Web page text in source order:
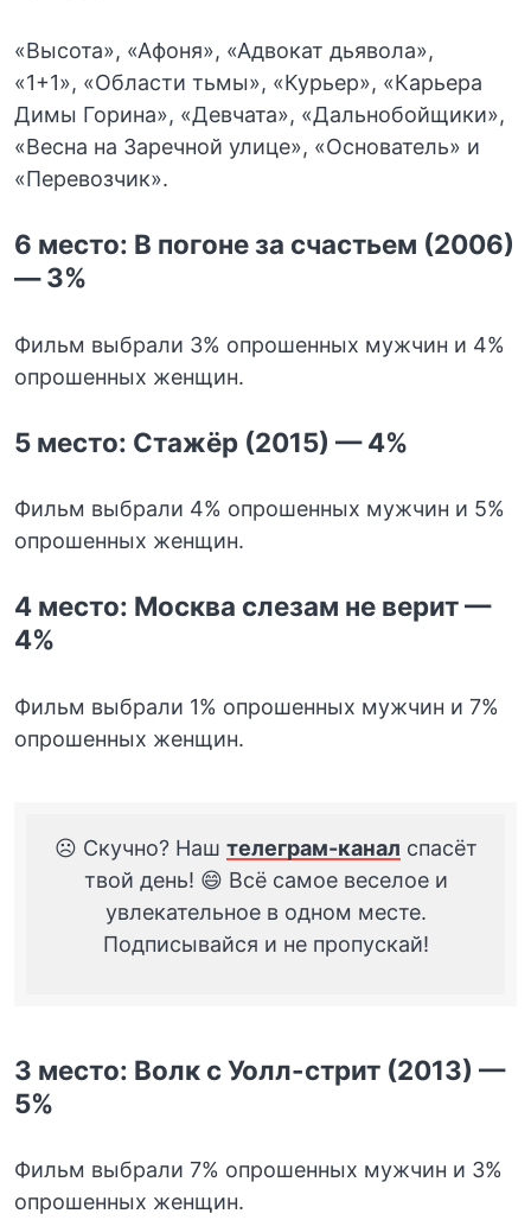
«Высота», «Афоня», «Адвокат дьявола»,
«1+1», «Области тьмы», «Курьер», «Карьера
Димы Горина», «Девчата», «Дальнобойщики»,
«Весна на Заречной улице», «Основатель» и
«Перевозчик».
6 место: В погоне за счастьем (2006)
— 3%
Фильм выбрали 3% опрошенных мужчин и 4%
опрошенных женщин.
5 место: Стажёр (2015) — 4%
Фильм выбрали 4% опрошенных мужчин и 5%
опрошенных женщин.
4 место: Москва слезам не верит —
4%
Фильм выбрали 1% опрошенных мужчин и 7%
опрошенных женщин.
☹️ Скучно? Наш телеграм-канал спасёт
твой день! 😄 Всё самое веселое и
увлекательное в одном месте.
Подписывайся и не пропускай!
3 место: Волк с Уолл-стрит (2013) —
5%
Фильм выбрали 7% опрошенных мужчин и 3%
опрошенных женщин.